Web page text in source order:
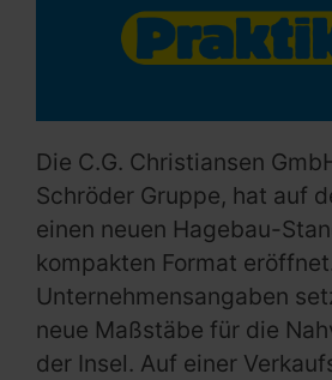
Die C.G. Christiansen
Schröder Gruppe, hat auf
einen neuen Hagebau-
kompakten Format
Unternehmensangaben
neue Maßstäbe für die
der Insel. Auf einer